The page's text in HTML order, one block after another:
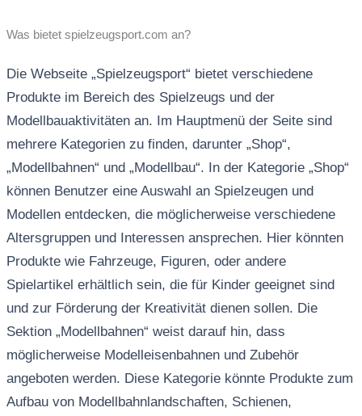
Was bietet spielzeugsport.com an?
Die Webseite „Spielzeugsport“ bietet verschiedene
Produkte im Bereich des Spielzeugs und der
Modellbauaktivitäten an. Im Hauptmenü der Seite sind
mehrere Kategorien zu finden, darunter „Shop“,
„Modellbahnen“ und „Modellbau“. In der Kategorie „Shop“
können Benutzer eine Auswahl an Spielzeugen und
Modellen entdecken, die möglicherweise verschiedene
Altersgruppen und Interessen ansprechen. Hier könnten
Produkte wie Fahrzeuge, Figuren, oder andere
Spielartikel erhältlich sein, die für Kinder geeignet sind
und zur Förderung der Kreativität dienen sollen. Die
Sektion „Modellbahnen“ weist darauf hin, dass
möglicherweise Modelleisenbahnen und Zubehör
angeboten werden. Diese Kategorie könnte Produkte zum
Aufbau von Modellbahnlandschaften, Schienen,